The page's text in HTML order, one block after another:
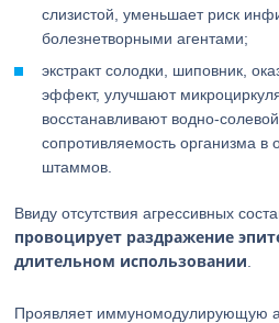
слизистой, уменьшает риск
болезнетворными агентами;
экстракт солодки, шиповник,
эффект, улучшают
восстанавливают водно-
сопротивляемость организма в
штаммов.
Ввиду отсутствия агрессивных
провоцирует раздражение
длительном использовании
Проявляет иммуномодулирующую